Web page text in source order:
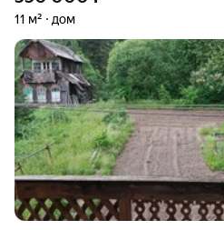
11 м² дом